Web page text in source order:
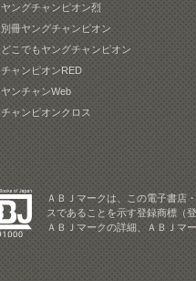
ヤングチャンピオン烈
別冊ヤングチャンピオン
どこでもヤングチャンピオン
チャンピオンRED
ヤンチャンWeb
チャンピオンクロス
ＡＢＪマークは、この電子書店
スであることを示す登録商標（
ＡＢＪマークの詳細、ＡＢＪマ